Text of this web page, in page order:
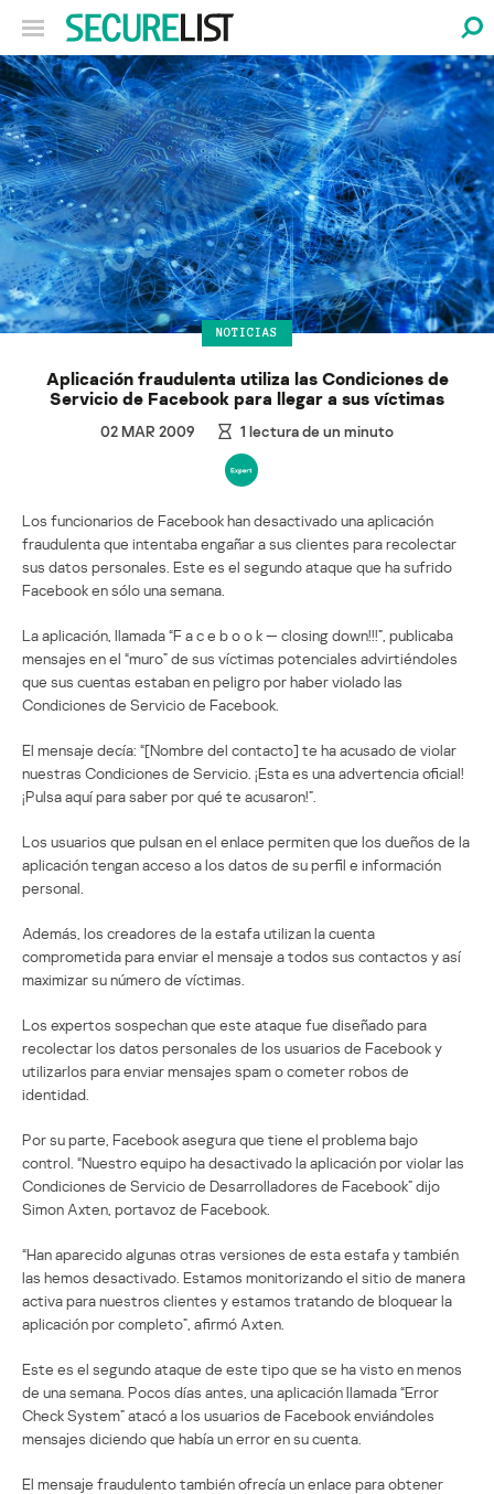
NOTICIAS
Aplicación fraudulenta utiliza las Condiciones de
Servicio de Facebook para llegar a sus víctimas
02 MAR 2009 1 lectura de un minuto
Los funcionarios de Facebook han desactivado una aplicación
fraudulenta que intentaba engañar a sus clientes para recolectar
sus datos personales. Este es el segundo ataque que ha sufrido
Facebook en sólo una semana.
La aplicación, llamada “F a c e b o o k — closing down!!!”, publicaba
mensajes en el “muro” de sus víctimas potenciales advirtiéndoles
que sus cuentas estaban en peligro por haber violado las
Condiciones de Servicio de Facebook.
El mensaje decía: “[Nombre del contacto] te ha acusado de violar
nuestras Condiciones de Servicio. ¡Esta es una advertencia oficial!
¡Pulsa aquí para saber por qué te acusaron!”.
Los usuarios que pulsan en el enlace permiten que los dueños de la
aplicación tengan acceso a los datos de su perfil e información
personal.
Además, los creadores de la estafa utilizan la cuenta
comprometida para enviar el mensaje a todos sus contactos y así
maximizar su número de víctimas.
Los expertos sospechan que este ataque fue diseñado para
recolectar los datos personales de los usuarios de Facebook y
utilizarlos para enviar mensajes spam o cometer robos de
identidad.
Por su parte, Facebook asegura que tiene el problema bajo
control. “Nuestro equipo ha desactivado la aplicación por violar las
Condiciones de Servicio de Desarrolladores de Facebook” dijo
Simon Axten, portavoz de Facebook.
“Han aparecido algunas otras versiones de esta estafa y también
las hemos desactivado. Estamos monitorizando el sitio de manera
activa para nuestros clientes y estamos tratando de bloquear la
aplicación por completo”, afirmó Axten.
Este es el segundo ataque de este tipo que se ha visto en menos
de una semana. Pocos días antes, una aplicación llamada “Error
Check System” atacó a los usuarios de Facebook enviándoles
mensajes diciendo que había un error en su cuenta.
El mensaje fraudulento también ofrecía un enlace para obtener